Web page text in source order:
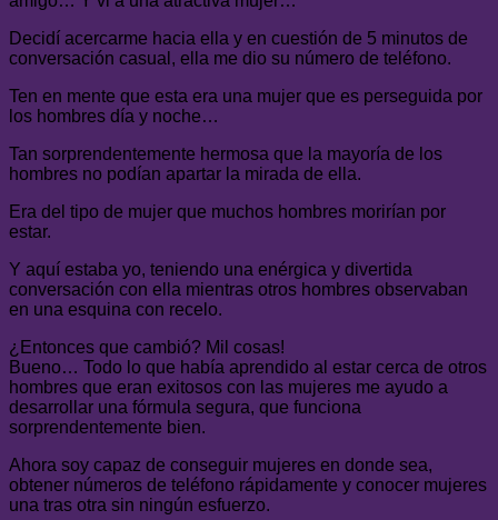
Decidí acercarme hacia ella y en cuestión de 5 minutos de
conversación casual, ella me dio su número de teléfono.
Ten en mente que esta era una mujer que es perseguida por
los hombres día y noche…
Tan sorprendentemente hermosa que la mayoría de los
hombres no podían apartar la mirada de ella.
Era del tipo de mujer que muchos hombres morirían por
estar.
Y aquí estaba yo, teniendo una enérgica y divertida
conversación con ella mientras otros hombres observaban
en una esquina con recelo.
¿Entonces que cambió? Mil cosas!
Bueno… Todo lo que había aprendido al estar cerca de otros
hombres que eran exitosos con las mujeres me ayudo a
desarrollar una fórmula segura, que funciona
sorprendentemente bien.
Ahora soy capaz de conseguir mujeres en donde sea,
obtener números de teléfono rápidamente y conocer mujeres
una tras otra sin ningún esfuerzo.